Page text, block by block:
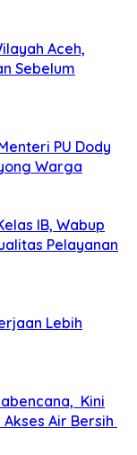
Aceh,
Sebelum
PU Dody
Warga
IB, Wabup
Pelayanan
Lebih
Kini
Air Bersih